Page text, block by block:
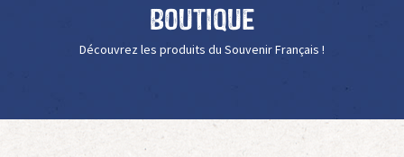
Boutique
Découvrez les produits du Souvenir Français !